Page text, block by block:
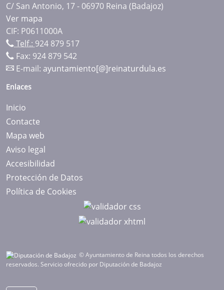
C/ San Antonio, 17 - 06970 Reina (Badajoz)
Ver mapa
CIF: P0611000A
Telf.: 924 879 517
Fax: 924 879 542
E-mail: ayuntamiento[@]reinaturdula.es
Enlaces
Inicio
Contacte
Mapa web
Aviso legal
Accesibilidad
Protección de Datos
Política de Cookies
© Ayuntamiento de Reina todos los derechos
reservados. Servicio ofrecido por Diputación de Badajoz